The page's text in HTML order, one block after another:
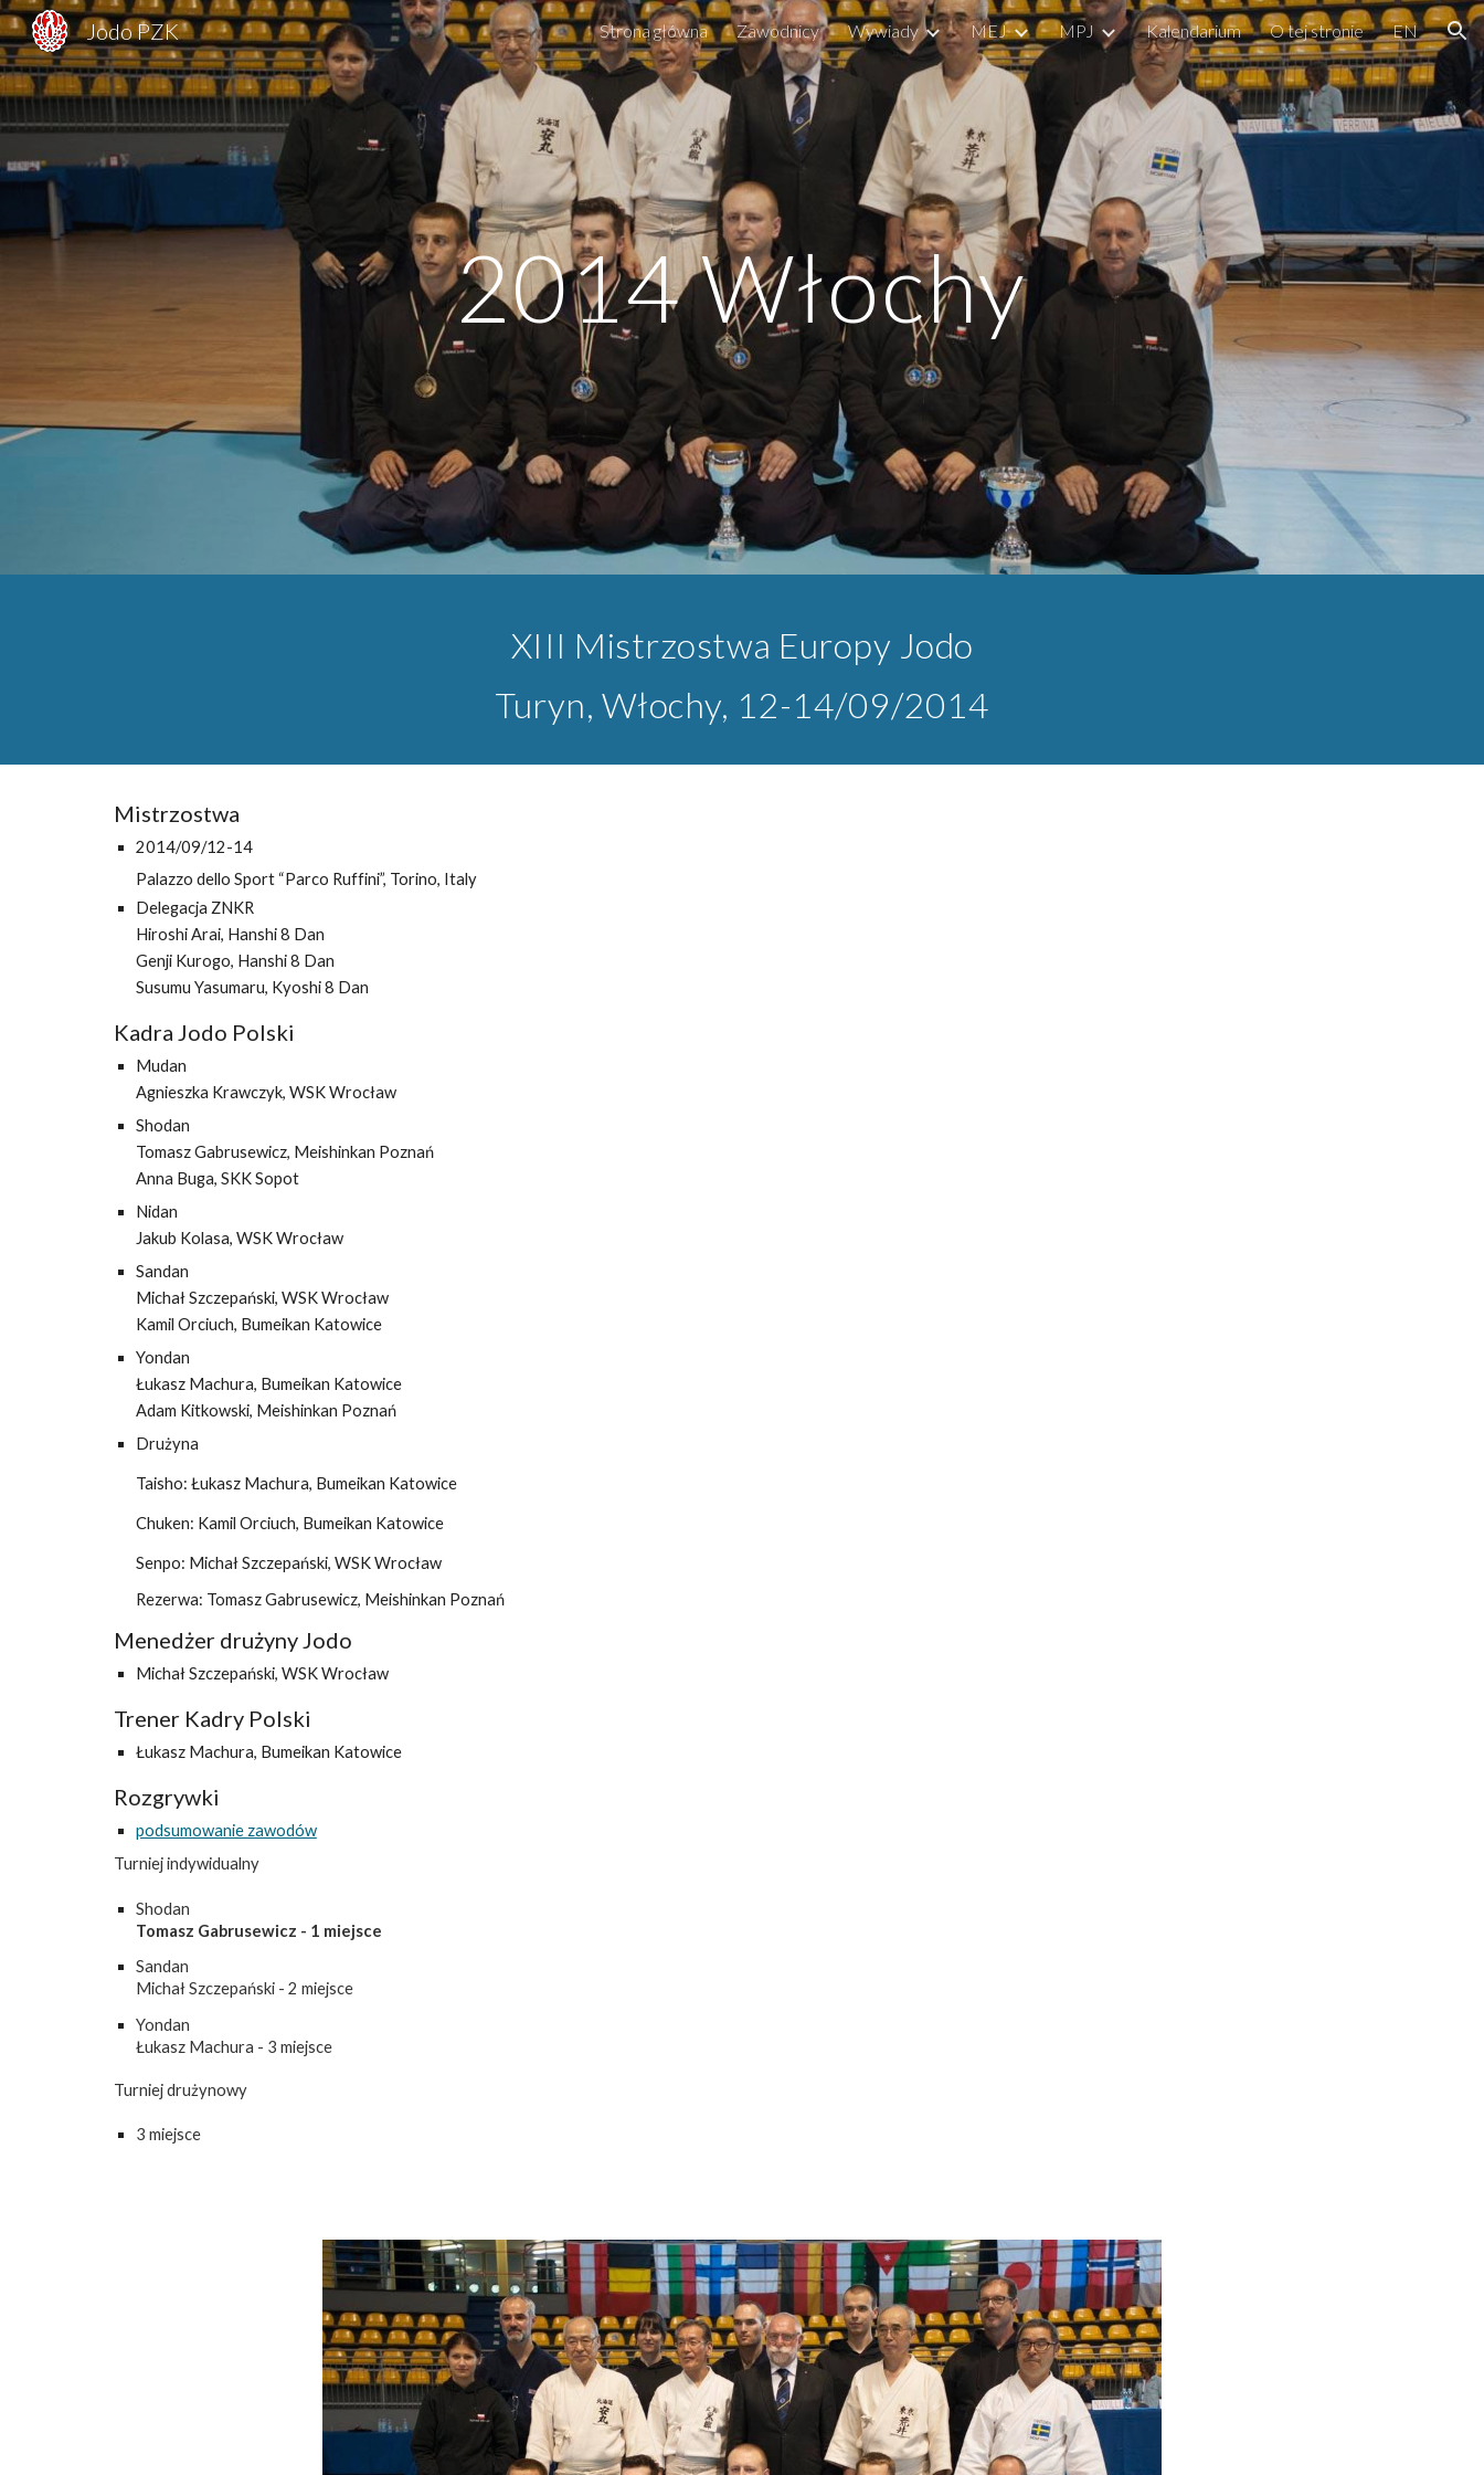
Skip to main content Skip to navigation
Jodo PZK Strona główna Zawodnicy Wywiady MEJ MPJ Kalendarium O tej stronie EN
2014Włochy
XIII Mistrzostwa Europy Jodo
Turyn, Włochy, 12-14/09/2014
Mistrzostwa
2014/09/12-14
Palazzo dello Sport “Parco Ruffini”, Torino, Italy
Delegacja ZNKR
Hiroshi Arai, Hanshi 8 Dan
Genji Kurogo, Hanshi 8 Dan
Susumu Yasumaru, Kyoshi 8 Dan
Kadra Jodo Polski
Mudan
Agnieszka Krawczyk, WSK Wrocław
Shodan
Tomasz Gabrusewicz, Meishinkan Poznań
Anna Buga, SKK Sopot
Nidan
Jakub Kolasa, WSK Wrocław
Sandan
Michał Szczepański, WSK Wrocław
Kamil Orciuch, Bumeikan Katowice
Yondan
Łukasz Machura, Bumeikan Katowice
Adam Kitkowski, Meishinkan Poznań
Drużyna
Taisho: Łukasz Machura, Bumeikan Katowice
Chuken: Kamil Orciuch, Bumeikan Katowice
Senpo: Michał Szczepański, WSK Wrocław
Rezerwa: Tomasz Gabrusewicz, Meishinkan Poznań
Menedżer drużyny Jodo
Michał Szczepański, WSK Wrocław
Trener Kadry Polski
Łukasz Machura, Bumeikan Katowice
Rozgrywki
podsumowanie zawodów
Turniej indywidualny
Shodan
Tomasz Gabrusewicz - 1 miejsce
Sandan
Michał Szczepański - 2 miejsce
Yondan
Łukasz Machura - 3 miejsce
Turniej drużynowy
3 miejsce